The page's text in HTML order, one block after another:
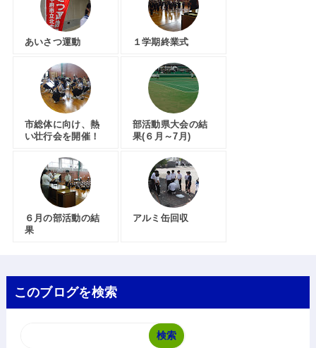
あいさつ運動 １学期終業式
市総体に向け、熱
い壮行会を開催！
部活動県大会の結
果(６月～7月)
６月の部活動の結
果
アルミ缶回収
このブログを検索